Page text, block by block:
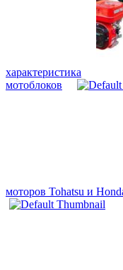
характеристика
мотоблоков
моторов Tohatsu и